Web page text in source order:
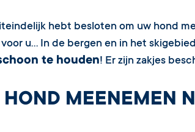
hebt besloten om uw hond
u… In de bergen en in het
te houden! Er zijn zakjes
MEENEMEN